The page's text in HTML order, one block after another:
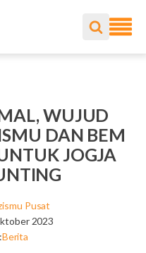
WUJUD
DAN BEM
JOGJA
Pusat
2023
Berita